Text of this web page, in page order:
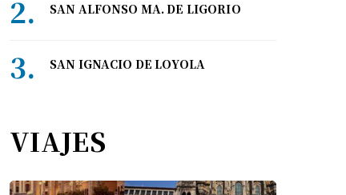
SAN ALFONSO MA. DE LIGORIO
SAN IGNACIO DE LOYOLA
VIAJES